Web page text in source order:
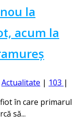
la
acum la
Actualitate | 103 |
în care primarul
să...